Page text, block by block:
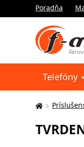
Poradňa
Telefóny
Tu
nachádzate: